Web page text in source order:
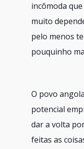
incômoda
muito
pelo menos
pouquinho
O povo
potencial
dar a volta
feitas as